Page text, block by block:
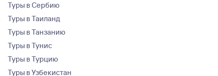
Туры в Сербию
Туры в Таиланд
Туры в Танзанию
Туры в Тунис
Туры в Турцию
Туры в Узбекистан